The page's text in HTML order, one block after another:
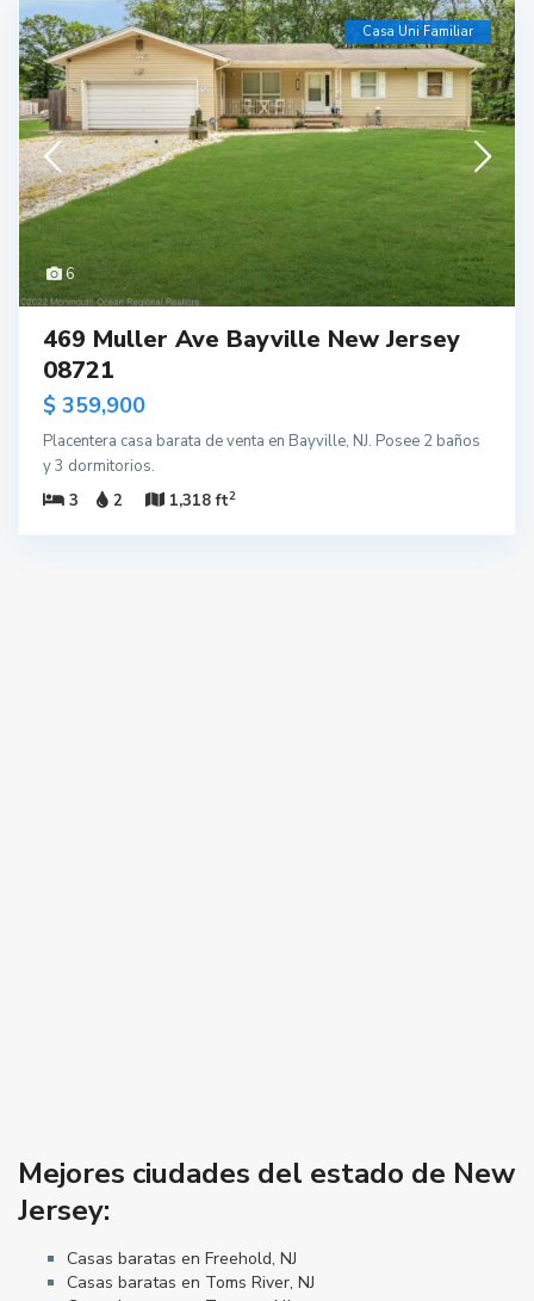
6
Casa Uni Familiar
469 Muller Ave Bayville New Jersey
08721
$ 359,900
Placentera casa barata de venta en Bayville, NJ. Posee 2 baños
y 3 dormitorios.
3
2 1,318 ft2
Mejores ciudades del estado de New
Jersey:
Casas baratas en Freehold, NJ
Casas baratas en Toms River, NJ